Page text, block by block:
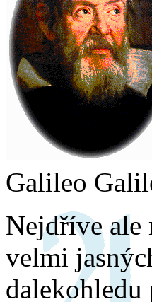
Galileo
Nejdříve ale
velmi
dalekohledu